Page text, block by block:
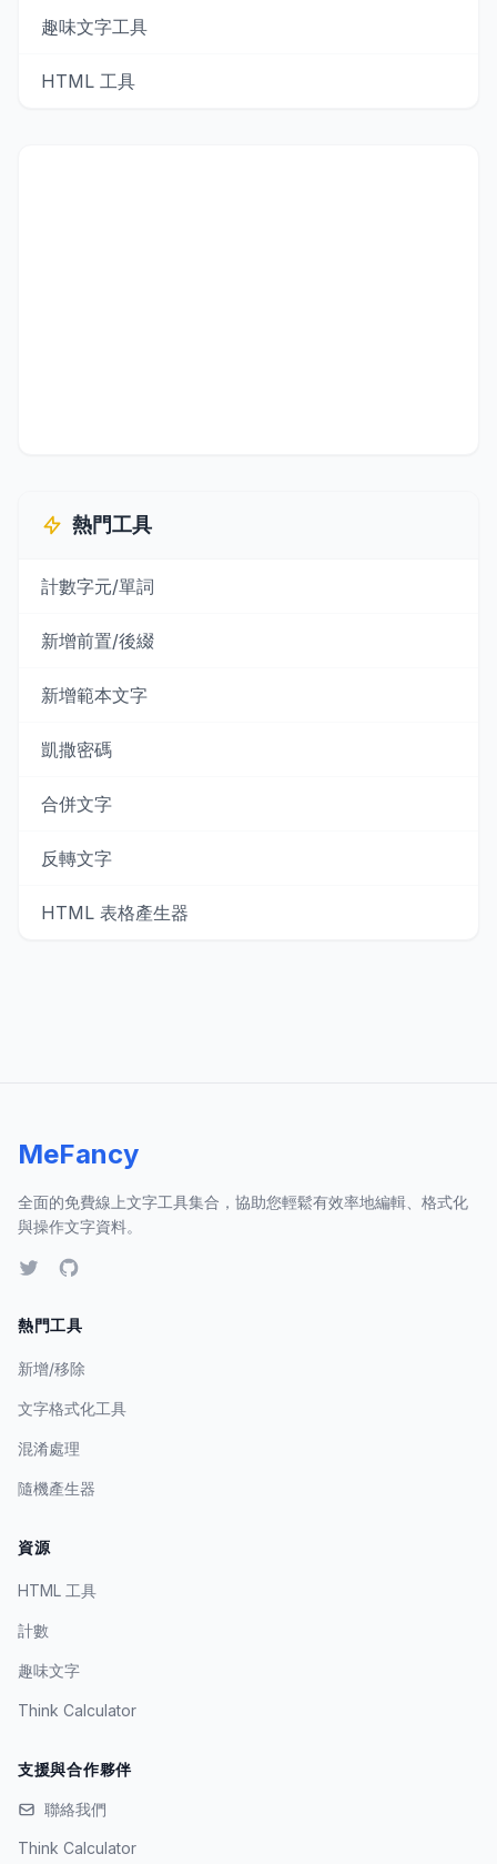
趣味文字工具
HTML 工具
熱門工具
計數字元/單詞
新增前置/後綴
新增範本文字
凱撒密碼
合併文字
反轉文字
HTML 表格產生器
MeFancy
全面的免費線上文字工具集合，協助您輕鬆有效率地編輯、格式化
與操作文字資料。
熱門工具
新增/移除
文字格式化工具
混淆處理
隨機產生器
資源
HTML 工具
計數
趣味文字
Think Calculator
支援與合作夥伴
聯絡我們
Think Calculator